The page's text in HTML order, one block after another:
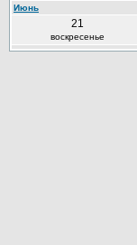
Июнь
21
воскресенье